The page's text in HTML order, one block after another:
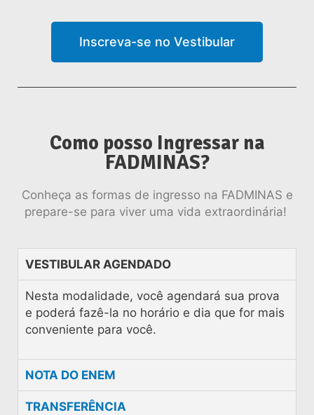
Inscreva-se no Vestibular
Como posso Ingressar na
FADMINAS?
Conheça as formas de ingresso na FADMINAS e
prepare-se para viver uma vida extraordinária!
VESTIBULAR AGENDADO
Nesta modalidade, você agendará sua prova
e poderá fazê-la no horário e dia que for mais
conveniente para você.
NOTA DO ENEM
TRANSFERÊNCIA